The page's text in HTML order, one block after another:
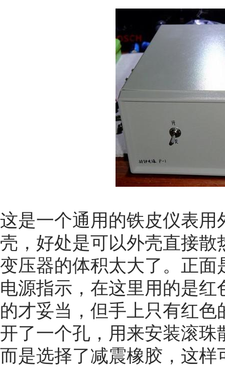
这是一个通用的铁皮仪表
壳，好处是可以外壳直接
变压器的体积太大了。正
电源指示，在这里用的是
的才妥当，但手上只有红
开了一个孔，用来安装滚
而是选择了减震橡胶，这